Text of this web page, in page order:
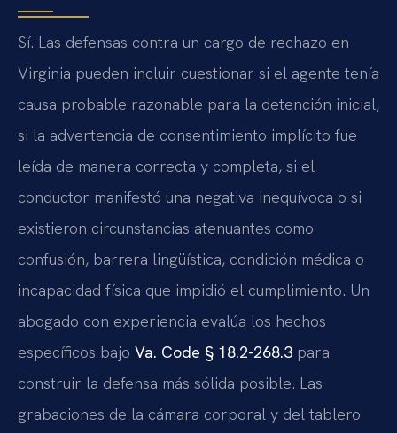
Sí. Las defensas contra un cargo de rechazo en
Virginia pueden incluir cuestionar si el agente tenía
causa probable razonable para la detención inicial,
si la advertencia de consentimiento implícito fue
leída de manera correcta y completa, si el
conductor manifestó una negativa inequívoca o si
existieron circunstancias atenuantes como
confusión, barrera lingüística, condición médica o
incapacidad física que impidió el cumplimiento. Un
abogado con experiencia evalúa los hechos
específicos bajo Va. Code § 18.2-268.3 para
construir la defensa más sólida posible. Las
grabaciones de la cámara corporal y del tablero